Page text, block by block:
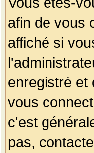
afin de vous
affiché si
enregistré et
vous
c'est
pas,